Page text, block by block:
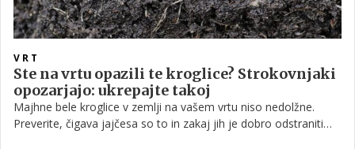
VRT
Ste na vrtu opazili te kroglice? Strokovnjaki
opozarjajo: ukrepajte takoj
Majhne bele kroglice v zemlji na vašem vrtu niso nedolžne.
Preverite, čigava jajčesa so to in zakaj jih je dobro odstraniti